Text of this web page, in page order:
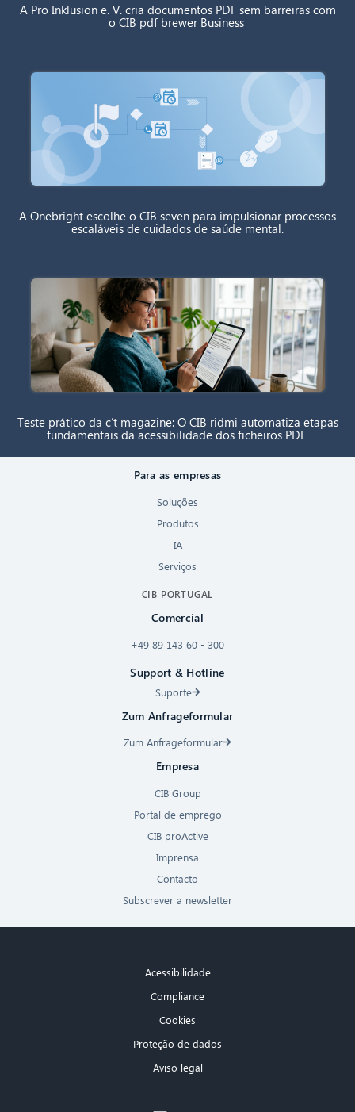
A Pro Inklusion e. V. cria documentos PDF sem barreiras com
o CIB pdf brewer Business
A Onebright escolhe o CIB seven para impulsionar processos
escaláveis de cuidados de saúde mental.
Teste prático da c’t magazine: O CIB ridmi automatiza etapas
fundamentais da acessibilidade dos ficheiros PDF
Para as empresas
Soluções
Produtos
IA
Serviços
CIB PORTUGAL
Comercial
+49 89 143 60 - 300
Support & Hotline
Suporte
Zum Anfrageformular
Zum Anfrageformular
Empresa
CIB Group
Portal de emprego
CIB proActive
Imprensa
Contacto
Subscrever a newsletter
Acessibilidade
Compliance
Cookies
Proteção de dados
Aviso legal